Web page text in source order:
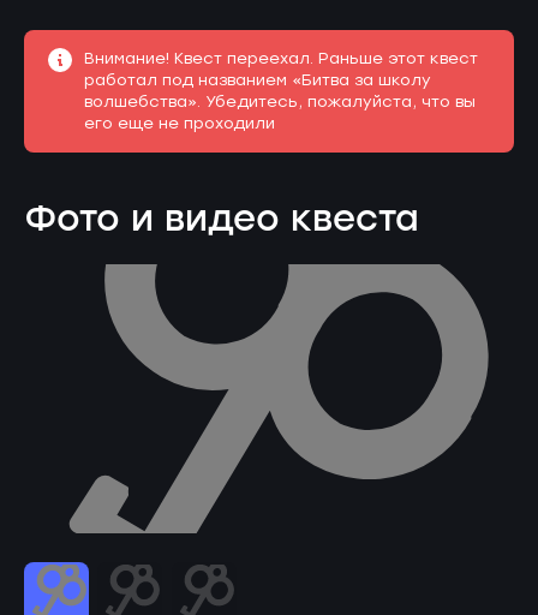
Внимание! Квест переехал. Раньше этот квест
работал под названием «Битва за школу
волшебства». Убедитесь, пожалуйста, что вы
его еще не проходили
Фото и видео квеста